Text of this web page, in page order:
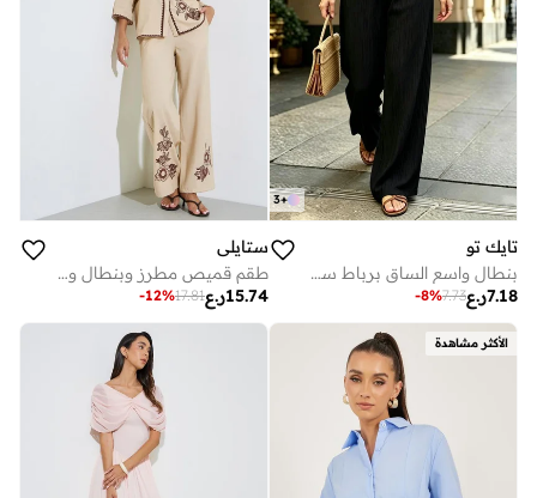
+
3
تايك تو
بنطال واسع الساق برباط سحب - أسود
ر.ع7.18
7.73
-8%
ستايلي
طقم قميص مطرز وبنطال واسع الساق
ر.ع15.74
17.81
-12%
الأكثر مشاهدة